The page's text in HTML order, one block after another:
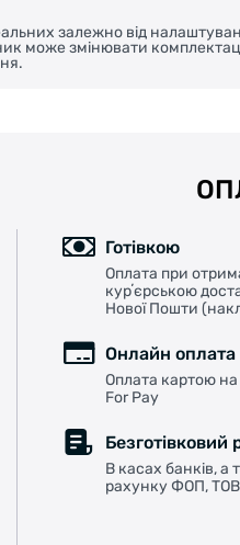
залежно від
може змінювати
Готівкою
Оплата при
курʼєрською
Нової Пошти
Онлайн оплата
Оплата картою на
For Pay
Безготівковий
В касах банків, а
рахунку ФОП, ТОВ